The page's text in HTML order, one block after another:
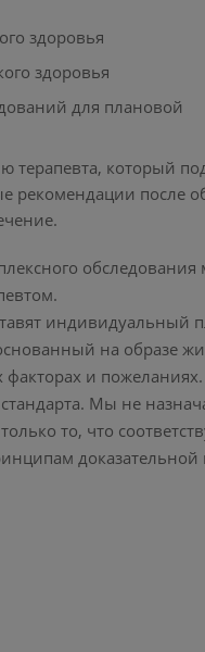
здоровья
здоровья
для плановой
терапевта, который
рекомендации после
индивидуальный
на образе
факторах и
стандарта. Мы не
то, что